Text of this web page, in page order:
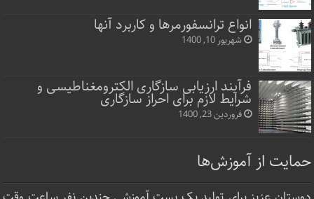
انواع ترانسفورمرها و کاربرد آنها
شهریور 10, 1400
فرآیند ارزیابی سازگاری الکترومغناطیسی و
شرایط لازم برای احراز سازگاری
فروردین 23, 1400
حمایت از آموزش‌ها